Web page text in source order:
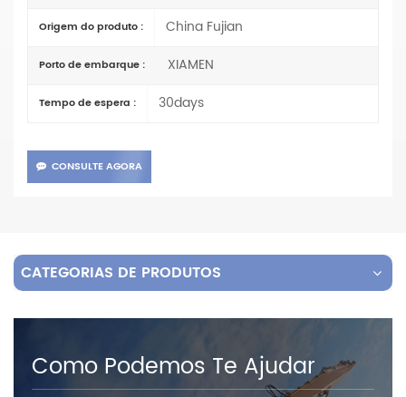
Origem do produto : China Fujian
Porto de embarque : XIAMEN
Tempo de espera : 30days
CONSULTE AGORA
CATEGORIAS DE PRODUTOS
Como Podemos Te Ajudar